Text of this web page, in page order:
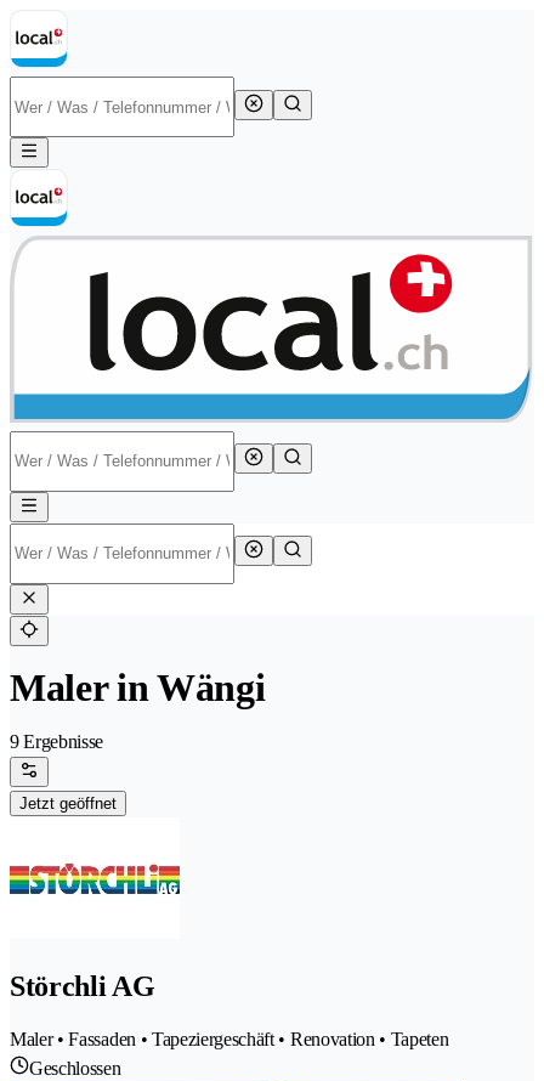
Maler in Wängi
9 Ergebnisse
Jetzt geöffnet
Störchli AG
Maler • Fassaden • Tapeziergeschäft • Renovation • Tapeten
Geschlossen